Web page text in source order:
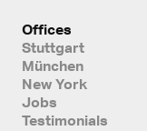
Offices
Stuttgart
München
New York
Jobs
Testimonials